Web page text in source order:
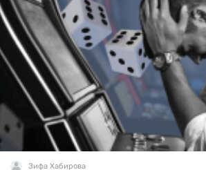
Зифа Хабирова